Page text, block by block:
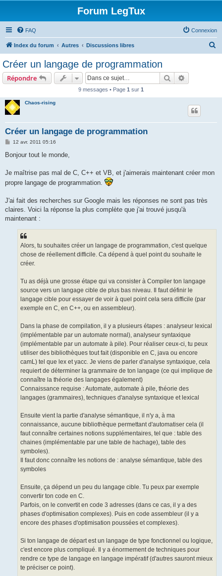
Forum LegTux
FAQ Connexion
Index du forum Autres Discussions libres
Créer un langage de programmation
Répondre Rechercher
9 messages • Page 1 sur 1
Chaos-rising
Créer un langage de programmation
M
s
g
12 avr. 2011 05:16
Bonjour tout le monde,
Je maîtrise pas mal de C, C++ et VB, et j'aimerais maintenant créer mon
propre langage de programmation.
J'ai fait des recherches sur Google mais les réponses ne sont pas très
claires. Voici la réponse la plus complète que j'ai trouvé jusqu'à
maintenant :
Alors, tu souhaites créer un langage de programmation, c'est quelque
chose de réellement difficile. Ca dépend à quel point du souhaite le
créer.
Tu as déjà une grosse étape qui va consister à Compiler ton langage
source vers un langage cible de plus bas niveau. Il faut définir le
langage cible pour essayer de voir à quel point cela sera difficile (par
exemple en C, en C++, ou en assembleur).
Dans la phase de compilation, il y a plusieurs étapes : analyseur lexical
(implémentable par un automate normal), analyseur syntaxique
(implémentable par un automate à pile). Pour réaliser ceux-ci, tu peux
utiliser des bibliothèques tout fait (disponible en C, java ou encore
camL) tel que lex et yacc. Je viens de parler d'analyse syntaxique, cela
requiert de déterminer la grammaire de ton langage (ce qui implique de
connaître la théorie des langages également)
Connaissance requise : Automate, automate à pile, théorie des
langages (grammaires), techniques d'analyse syntaxique et lexical
Ensuite vient la partie d'analyse sémantique, il n'y a, à ma
connaissance, aucune bibliothèque permettant d'automatiser cela (il
faut connaître certaines notions supplémentaires, tel que : table des
chaines (implémentable par une table de hachage), table des
symboles).
Il faut donc connaître les notions de : analyse sémantique, table des
symboles
Ensuite, ça dépend un peu du langage cible. Tu peux par exemple
convertir ton code en C.
Parfois, on le convertit en code 3 adresses (dans ce cas, il y a des
phases d'optimisation complexes). Puis en code assembleur (il y a
encore des phases d'optimisation poussées et complexes).
Si ton langage de départ est un langage de type fonctionnel ou logique,
c'est encore plus compliqué. Il y a énormement de techniques pour
rendre ce type de langage en langage impératif (d'autres sauront mieux
te préciser ce point).